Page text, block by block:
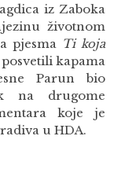
iz Zaboka
životnom
pjesma Ti koja
kapama
Parun bio
na drugome
koje je
u HDA.